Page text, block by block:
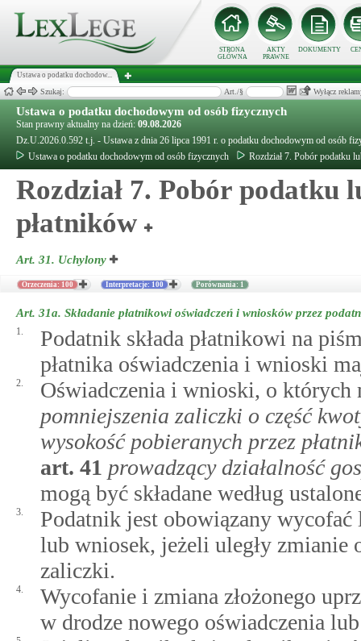
STRONA
GŁÓWNA
AKTY
PRAWNE
DOKUMENTY
Ustawa o podatku dochodow...
Szukaj: Art./§ Wyłącz
Ustawa o podatku dochodowym od osób fizycznych
Stan prawny aktualny na dzień: 09.08.2026
Dz.U.2026.0.592 t.j. - Ustawa z dnia 26 lipca 1991 r. o podatku dochodowym od osób
Ustawa o podatku dochodowym od osób fizycznych
Rozdział 7. Pobór podatku
Rozdział 7. Pobór podatku
płatników
Art. 31. Uchylony
Orzeczenia: 100 Interpretacje: 100 Porównania: 1
Art. 31a. Składanie płatnikowi oświadczeń i wniosków przez
1.
Podatnik składa płatnikowi na
płatnika oświadczenia i wnioski
2.
Oświadczenia i wnioski, o
pomniejszenia zaliczki o część
wysokość pobieranych przez
art. 41 prowadzący działalność
mogą być składane według
3.
Podatnik jest obowiązany wycofać
lub wniosek, jeżeli uległy zmianie
zaliczki.
4.
Wycofanie i zmiana złożonego
w drodze nowego oświadczenia